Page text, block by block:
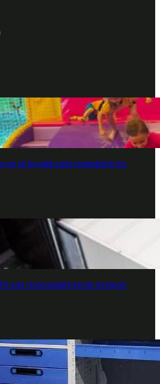
vor să își vadă copiii explorând în loc
este recomandată pentru transport